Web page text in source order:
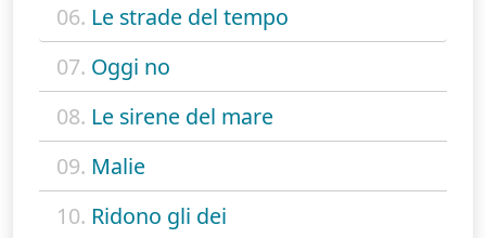
06. Le strade del tempo
07. Oggi no
08. Le sirene del mare
09. Malie
10. Ridono gli dei